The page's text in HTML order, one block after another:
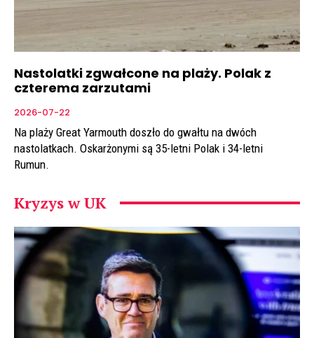
Nastolatki zgwałcone na plaży. Polak z
czterema zarzutami
2026-07-22
Na plaży Great Yarmouth doszło do gwałtu na dwóch
nastolatkach. Oskarżonymi są 35-letni Polak i 34-letni
Rumun.
Kryzys w UK